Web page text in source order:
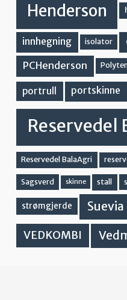
Henderson
innhegning isolator
PCHenderson
portrull portskinne
Reservedel
Reservedel BalaAgri
Sagsverd skinne stall
strømgjerde Suevia
VEDKOMBI